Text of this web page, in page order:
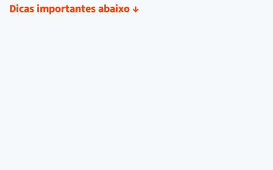
Dicas importantes abaixo ↓